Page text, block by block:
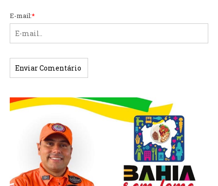
E-mail:*